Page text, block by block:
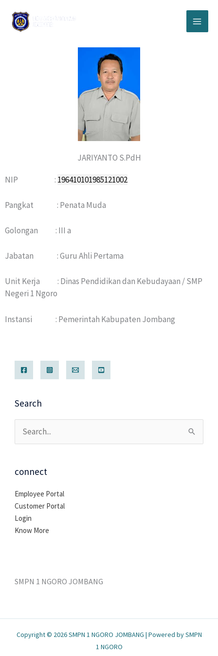
konten
JARIYANTO S.PdH
NIP : 196410101985121002
Pangkat : Penata Muda
Golongan : III a
Jabatan : Guru Ahli Pertama
Unit Kerja : Dinas Pendidikan dan Kebudayaan / SMP
Negeri 1 Ngoro
Instansi : Pemerintah Kabupaten Jombang
Search
Cari
untuk:
connect
Employee Portal
Customer Portal
Login
Know More
SMPN 1 NGORO JOMBANG
Copyright © 2026 SMPN 1 NGORO JOMBANG | Powered by SMPN
1 NGORO